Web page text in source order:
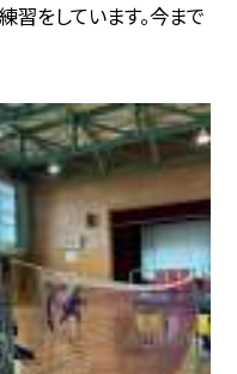
習をしています。今まで